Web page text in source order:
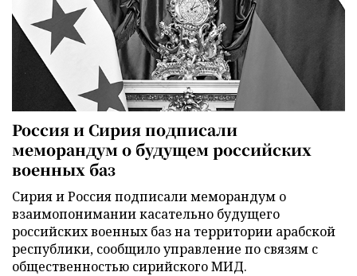
Россия и Сирия подписали
меморандум о будущем российских
военных баз
Сирия и Россия подписали меморандум о
взаимопонимании касательно будущего
российских военных баз на территории арабской
республики, сообщило управление по связям с
общественностью сирийского МИД.